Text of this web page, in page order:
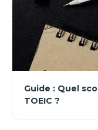
Guide : Quel
TOEIC ?